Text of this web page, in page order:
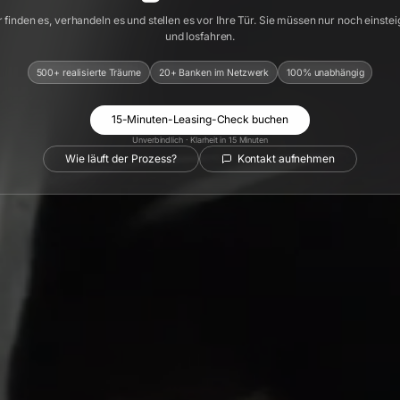
finden es, verhandeln es und stellen es vor Ihre Tür. Sie müssen nur noch
und losfahren.
500+ realisierte Träume 20+ Banken im Netzwerk 100% unabhängig
15-Minuten-Leasing-Check buchen
Unverbindlich · Klarheit in 15 Minuten
Wie läuft der Prozess? Kontakt aufnehmen